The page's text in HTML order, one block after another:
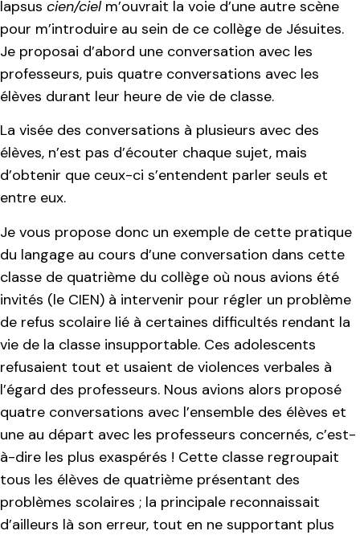
lapsus cien/cielm’ouvrait la voie d’une autre scène
pour m’introduire au sein de ce collège de Jésuites.
Je proposai d’abord une conversation avec les
professeurs, puis quatre conversations avec les
élèves durant leur heure de vie de classe.
La visée des conversations à plusieurs avec des
élèves, n’est pas d’écouter chaque sujet, mais
d’obtenir que ceux-ci s’entendent parler seuls et
entre eux.
Je vous propose donc un exemple de cette pratique
du langage au cours d’une conversation dans cette
classe de quatrième du collège où nous avions été
invités (le CIEN) à intervenir pour régler un problème
de refus scolaire lié à certaines difficultés rendant la
vie de la classe insupportable. Ces adolescents
refusaient tout et usaient de violences verbales à
l’égard des professeurs. Nous avions alors proposé
quatre conversations avec l’ensemble des élèves et
une au départ avec les professeurs concernés, c’est-
à-dire les plus exaspérés ! Cette classe regroupait
tous les élèves de quatrième présentant des
problèmes scolaires ; la principale reconnaissait
d’ailleurs là son erreur, tout en ne supportant plus